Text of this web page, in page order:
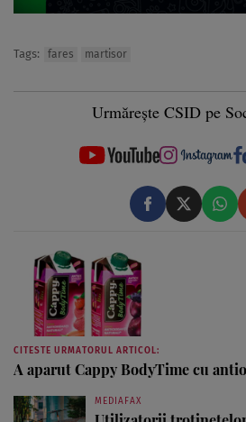
Tags: fares martisor
Urmărește CSID pe
CITESTE URMATORUL ARTICOL:
A aparut Cappy BodyTime cu
MEDIAFAX